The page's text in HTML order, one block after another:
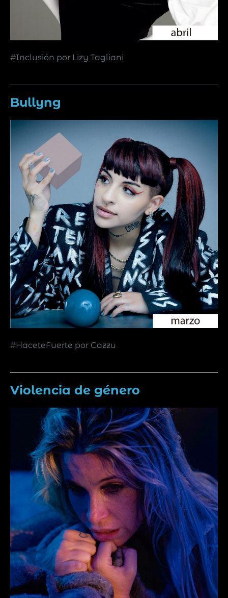
#Inclusión por Lizy Tagliani
Bullyng
#HaceteFuerte por Cazzu
Violencia de género